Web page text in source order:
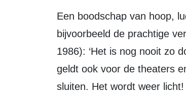
Een boodschap van hoop, luchtig verpakt in de mooiste teksten, zoals
bijvoorbeeld de prachtige
1986): ‘Het is nog nooit zo
geldt ook voor de theaters
sluiten. Het wordt weer